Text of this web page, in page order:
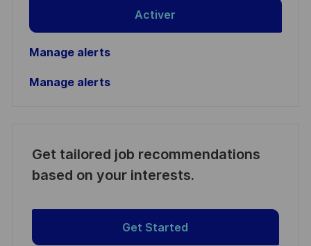
Activer
Manage alerts
Manage alerts
Get tailored job recommendations
based on your interests.
Get Started